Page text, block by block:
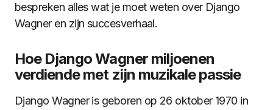
bespreken alles wat je moet weten over Django
Wagner en zijn succesverhaal.
Hoe Django Wagner miljoenen
verdiende met zijn muzikale passie
Django Wagner is geboren op 26 oktober 1970 in